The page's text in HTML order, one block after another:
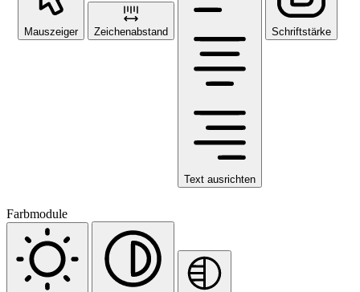
Mauszeiger Zeichenabstand
Text ausrichten
Schriftstärke
Farbmodule